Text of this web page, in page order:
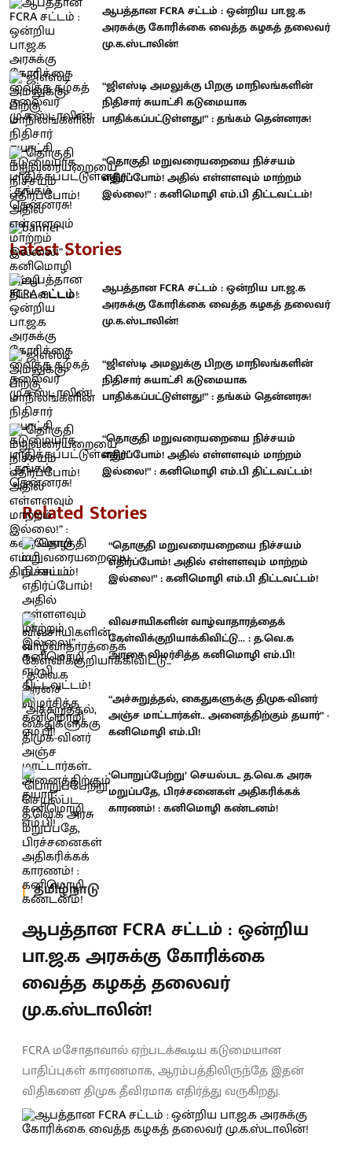
ஆபத்தான FCRA சட்டம் : ஒன்றிய பா.ஜ.க
அரசுக்கு கோரிக்கை வைத்த கழகத் தலைவர்
மு.க.ஸ்டாலின்!
“ஜிஎஸ்டி அமலுக்கு பிறகு மாநிலங்களின்
நிதிசார் சுயாட்சி கடுமையாக
பாதிக்கப்பட்டுள்ளது!” : தங்கம் தென்னரசு!
“தொகுதி மறுவரையறையை நிச்சயம்
எதிர்ப்போம்! அதில் எள்ளளவும் மாற்றம்
இல்லை!” : கனிமொழி எம்.பி திட்டவட்டம்!
Latest Stories
ஆபத்தான FCRA சட்டம் : ஒன்றிய பா.ஜ.க
அரசுக்கு கோரிக்கை வைத்த கழகத் தலைவர்
மு.க.ஸ்டாலின்!
“ஜிஎஸ்டி அமலுக்கு பிறகு மாநிலங்களின்
நிதிசார் சுயாட்சி கடுமையாக
பாதிக்கப்பட்டுள்ளது!” : தங்கம் தென்னரசு!
“தொகுதி மறுவரையறையை நிச்சயம்
எதிர்ப்போம்! அதில் எள்ளளவும் மாற்றம்
இல்லை!” : கனிமொழி எம்.பி திட்டவட்டம்!
Related Stories
“தொகுதி மறுவரையறையை நிச்சயம்
எதிர்ப்போம்! அதில் எள்ளளவும் மாற்றம்
இல்லை!” : கனிமொழி எம்.பி திட்டவட்டம்!
விவசாயிகளின் வாழ்வாதாரத்தைக்
கேள்விக்குறியாக்கிவிட்டு... : த.வெ.க
அரசை விமர்சித்த கனிமொழி எம்.பி!
“அச்சுறுத்தல், கைதுகளுக்கு திமுக-வினர்
அஞ்ச மாட்டார்கள்.. அனைத்திற்கும் தயார்” -
கனிமொழி எம்.பி!
‘பொறுப்பேற்று’ செயல்பட த.வெ.க அரசு
மறுப்பதே, பிரச்சனைகள் அதிகரிக்கக்
காரணம்! : கனிமொழி கண்டனம்!
தமிழ்நாடு
ஆபத்தான FCRA சட்டம் : ஒன்றிய
பா.ஜ.க அரசுக்கு கோரிக்கை
வைத்த கழகத் தலைவர்
மு.க.ஸ்டாலின்!
FCRA மசோதாவால் ஏற்படக்கூடிய கடுமையான
பாதிப்புகள் காரணமாக, ஆரம்பத்திலிருந்தே இதன்
விதிகளை திமுக தீவிரமாக எதிர்த்து வருகிறது.